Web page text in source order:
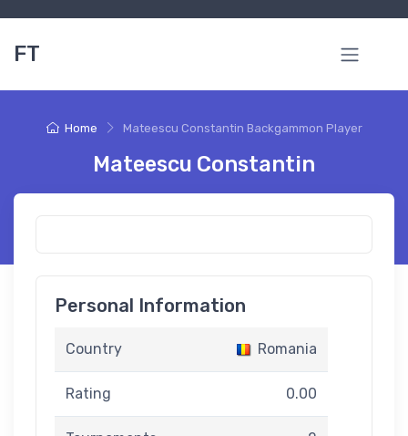
FT
Home Mateescu Constantin Backgammon Player
Mateescu Constantin
Personal Information
Country Romania
Rating 0.00